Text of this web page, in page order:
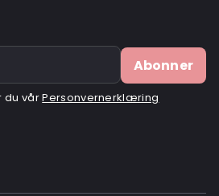
Abonner
du vårPersonvernerklæring